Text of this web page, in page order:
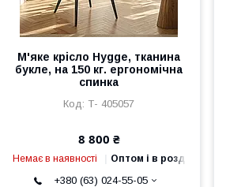
М'яке крісло Hygge, тканина
букле, на 150 кг. ергономічна
спинка
Т- 405057
8 800 ₴
Немає в наявності Оптом і в роздріб
+380 (63) 024-55-05